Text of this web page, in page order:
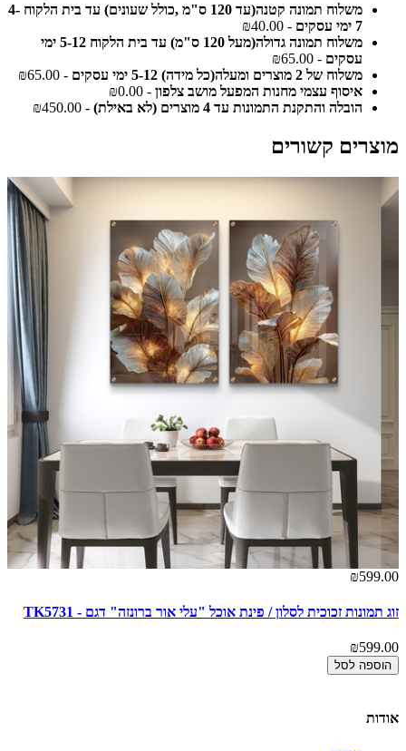
משלוח תמונה קטנה(עד 120 ס"מ ,כולל שעונים) עד בית הלקוח 4-
7 ימי עסקים
- ₪40.00
משלוח תמונה גדולה(מעל 120 ס"מ) עד בית הלקוח 5-12 ימי
עסקים - ₪65.00
משלוח של 2 מוצרים ומעלה(כל מידה) 5-12 ימי עסקים
- ₪65.00
איסוף עצמי מחנות המפעל מושב צלפון - ₪0.00
הובלה והתקנת התמונות עד 4 מוצרים (לא באילת)
- ₪450.00
מוצרים קשורים
₪599.00
זוג תמונות זכוכית לסלון / פינת אוכל "עלי אור ברונזה" דגם - TK5731
₪599.00
הוספה לסל
אודות